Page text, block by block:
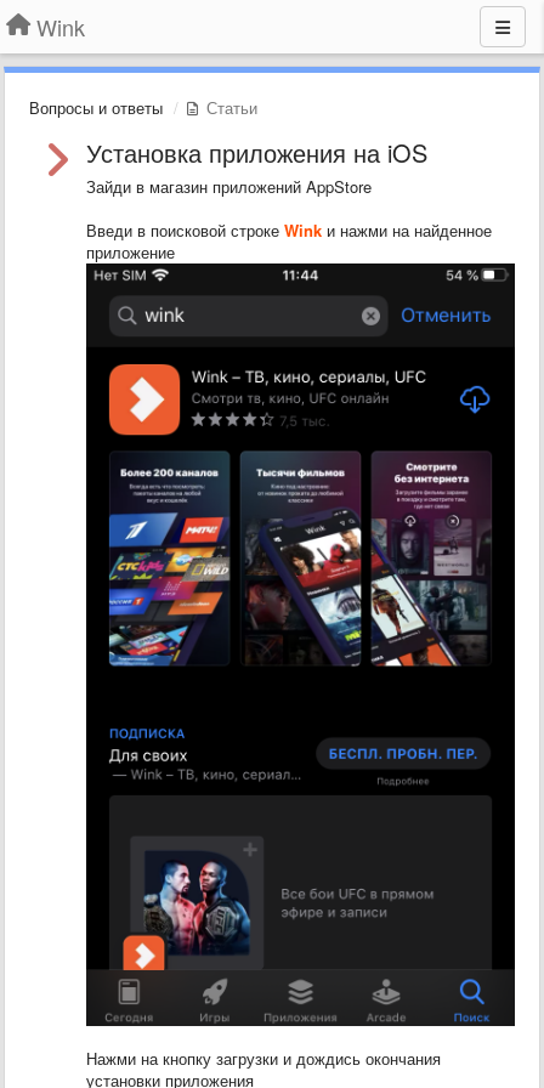
Wink
Вопросы и ответы Статьи
Установка приложения на iOS
Зайди в магазин приложений AppStore
Введи в поисковой строке Wink и нажми на найденное
приложение
Нажми на кнопку загрузки и дождись окончания
установки приложения